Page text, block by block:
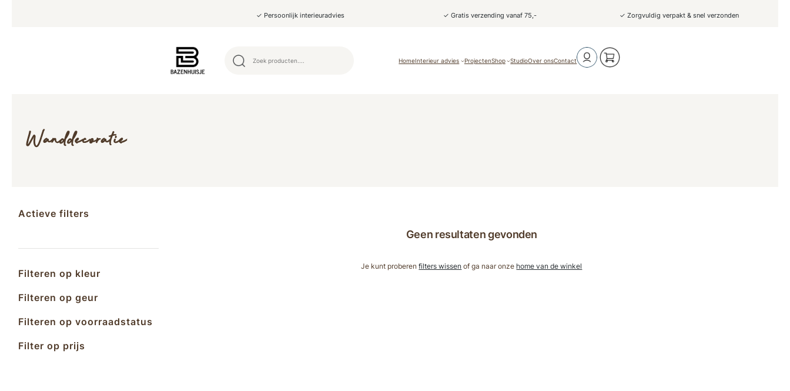
✓ Persoonlijk interieuradvies ✓ Gratis verzending vanaf 75,- ✓ Zorgvuldig verpakt & snel verzonden
HomeInterieur advies ProjectenShop StudioOver onsContact
Wanddecoratie
Actieve filters
Filteren op kleur
Filteren op geur
Filteren op voorraadstatus
Filter op prijs
Geen resultaten gevonden
Je kunt proberenfilters wissen of ga naar onze home van de winkel